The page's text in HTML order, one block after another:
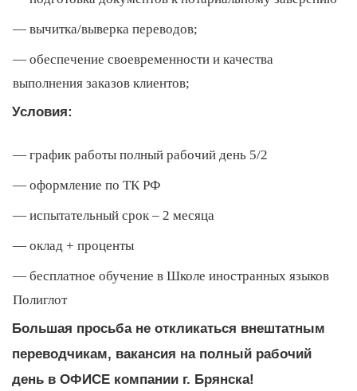
вычитка/выверка переводов;
обеспечение своевременности и качества
выполнения заказов клиентов;
Условия:
график работы полный рабочий день 5/2
оформление по ТК РФ
испытательный срок – 2 месяца
оклад + проценты
бесплатное обучение в Школе иностранных языков
Полиглот
Большая просьба не откликаться внештатным
переводчикам, вакансия на полный рабочий
день в ОФИСЕ компании г. Брянска!